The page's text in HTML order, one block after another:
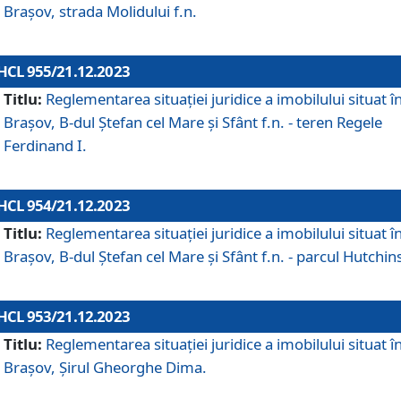
Brașov, strada Molidului f.n.
955/21.12.2023
Titlu: Reglementarea situației juridice a imobilului situat
Brașov, B-dul Ștefan cel Mare și Sfânt f.n. - teren Regele
Ferdinand I.
954/21.12.2023
Titlu: Reglementarea situației juridice a imobilului situat
Brașov, B-dul Ștefan cel Mare și Sfânt f.n. - parcul
953/21.12.2023
Titlu: Reglementarea situației juridice a imobilului situat
Brașov, Șirul Gheorghe Dima.